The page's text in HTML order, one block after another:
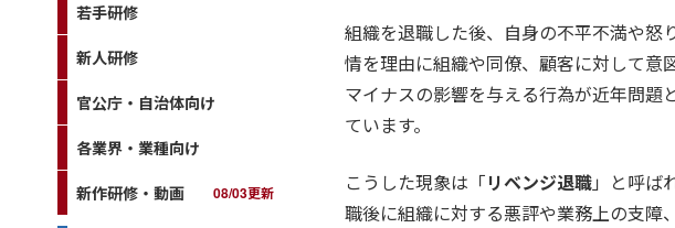
組織を退職した後、自身の不平不満や怒
情を理由に組織や同僚、顧客に対して意
マイナスの影響を与える行為が近年問題
ています。
こうした現象は「リベンジ退職」と呼ば
職後に組織に対する悪評や業務上の支障
若手研修
新人研修
官公庁・自治体向け
各業界・業種向け
新作研修・動画 08/03更新